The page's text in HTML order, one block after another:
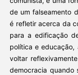
de um falseamento
é refletir acerca da
para a edificação
política e educação,
voltar
democracia quando